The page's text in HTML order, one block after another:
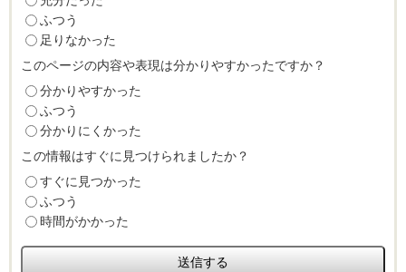
ふつう
足りなかった
このページの内容や表現は分かりやすかったですか？
分かりやすかった
ふつう
分かりにくかった
この情報はすぐに見つけられましたか？
すぐに見つかった
ふつう
時間がかかった